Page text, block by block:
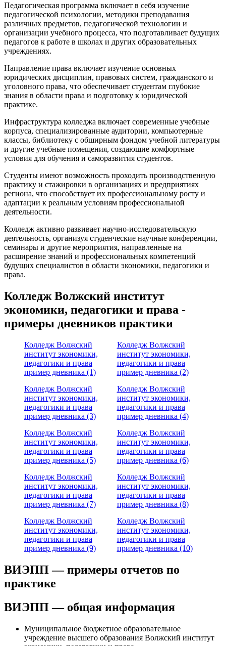
Педагогическая программа включает в себя изучение
педагогической психологии, методики преподавания
различных предметов, педагогической технологии и
организации учебного процесса, что подготавливает будущих
педагогов к работе в школах и других образовательных
учреждениях.
Направление права включает изучение основных
юридических дисциплин, правовых систем, гражданского и
уголовного права, что обеспечивает студентам глубокие
знания в области права и подготовку к юридической
практике.
Инфраструктура колледжа включает современные учебные
корпуса, специализированные аудитории, компьютерные
классы, библиотеку с обширным фондом учебной литературы
и другие учебные помещения, создающие комфортные
условия для обучения и саморазвития студентов.
Студенты имеют возможность проходить производственную
практику и стажировки в организациях и предприятиях
региона, что способствует их профессиональному росту и
адаптации к реальным условиям профессиональной
деятельности.
Колледж активно развивает научно-исследовательскую
деятельность, организуя студенческие научные конференции,
семинары и другие мероприятия, направленные на
расширение знаний и профессиональных компетенций
будущих специалистов в области экономики, педагогики и
права.
Колледж Волжский институт
экономики, педагогики и права -
примеры дневников практики
Колледж Волжский
институт экономики,
педагогики и права
пример дневника (1)
Колледж Волжский
институт экономики,
педагогики и права
пример дневника (2)
Колледж Волжский
институт экономики,
педагогики и права
пример дневника (3)
Колледж Волжский
институт экономики,
педагогики и права
пример дневника (4)
Колледж Волжский
институт экономики,
педагогики и права
пример дневника (5)
Колледж Волжский
институт экономики,
педагогики и права
пример дневника (6)
Колледж Волжский
институт экономики,
педагогики и права
пример дневника (7)
Колледж Волжский
институт экономики,
педагогики и права
пример дневника (8)
Колледж Волжский
институт экономики,
педагогики и права
пример дневника (9)
Колледж Волжский
институт экономики,
педагогики и права
пример дневника (10)
ВИЭПП — примеры отчетов по
практике
ВИЭПП — общая информация
Муниципальное бюджетное образовательное
учреждение высшего образования Волжский институт